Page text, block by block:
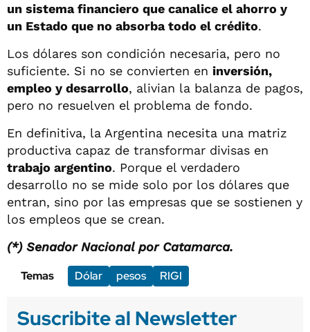
un sistema financiero que canalice el ahorro y
un Estado que no absorba todo el crédito.
Los dólares son condición necesaria, pero no
suficiente. Si no se convierten en inversión,
empleo y desarrollo, alivian la balanza de pagos,
pero no resuelven el problema de fondo.
En definitiva, la Argentina necesita una matriz
productiva capaz de transformar divisas en
trabajo argentino. Porque el verdadero
desarrollo no se mide solo por los dólares que
entran, sino por las empresas que se sostienen y
los empleos que se crean.
(*) Senador Nacional por Catamarca.
Temas
Dólar pesos RIGI
Suscribite al Newsletter